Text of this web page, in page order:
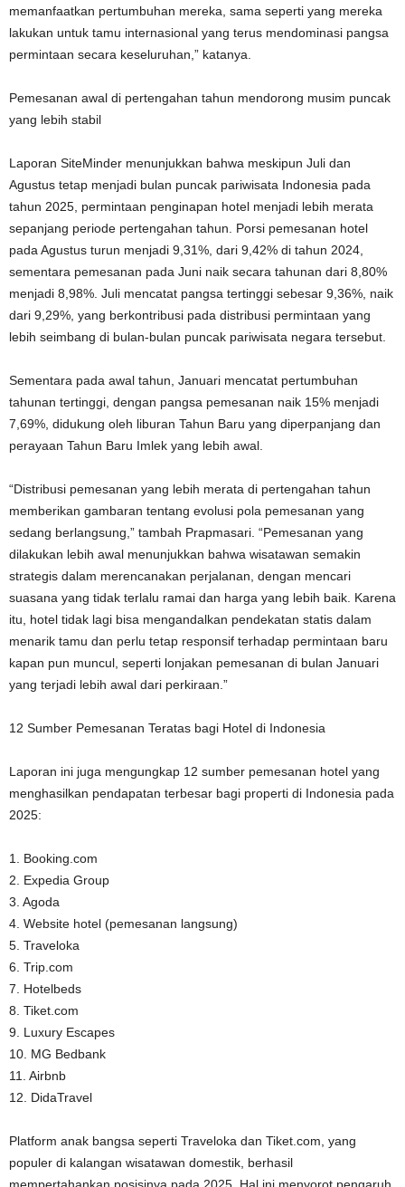
memanfaatkan pertumbuhan mereka, sama seperti yang mereka
lakukan untuk tamu internasional yang terus mendominasi pangsa
permintaan secara keseluruhan,” katanya.
Pemesanan awal di pertengahan tahun mendorong musim puncak
yang lebih stabil
Laporan SiteMinder menunjukkan bahwa meskipun Juli dan
Agustus tetap menjadi bulan puncak pariwisata Indonesia pada
tahun 2025, permintaan penginapan hotel menjadi lebih merata
sepanjang periode pertengahan tahun. Porsi pemesanan hotel
pada Agustus turun menjadi 9,31%, dari 9,42% di tahun 2024,
sementara pemesanan pada Juni naik secara tahunan dari 8,80%
menjadi 8,98%. Juli mencatat pangsa tertinggi sebesar 9,36%, naik
dari 9,29%, yang berkontribusi pada distribusi permintaan yang
lebih seimbang di bulan-bulan puncak pariwisata negara tersebut.
Sementara pada awal tahun, Januari mencatat pertumbuhan
tahunan tertinggi, dengan pangsa pemesanan naik 15% menjadi
7,69%, didukung oleh liburan Tahun Baru yang diperpanjang dan
perayaan Tahun Baru Imlek yang lebih awal.
“Distribusi pemesanan yang lebih merata di pertengahan tahun
memberikan gambaran tentang evolusi pola pemesanan yang
sedang berlangsung,” tambah Prapmasari. “Pemesanan yang
dilakukan lebih awal menunjukkan bahwa wisatawan semakin
strategis dalam merencanakan perjalanan, dengan mencari
suasana yang tidak terlalu ramai dan harga yang lebih baik. Karena
itu, hotel tidak lagi bisa mengandalkan pendekatan statis dalam
menarik tamu dan perlu tetap responsif terhadap permintaan baru
kapan pun muncul, seperti lonjakan pemesanan di bulan Januari
yang terjadi lebih awal dari perkiraan.”
12 Sumber Pemesanan Teratas bagi Hotel di Indonesia
Laporan ini juga mengungkap 12 sumber pemesanan hotel yang
menghasilkan pendapatan terbesar bagi properti di Indonesia pada
2025:
1. Booking.com
2. Expedia Group
3. Agoda
4. Website hotel (pemesanan langsung)
5. Traveloka
6. Trip.com
7. Hotelbeds
8. Tiket.com
9. Luxury Escapes
10. MG Bedbank
11. Airbnb
12. DidaTravel
Platform anak bangsa seperti Traveloka dan Tiket.com, yang
populer di kalangan wisatawan domestik, berhasil